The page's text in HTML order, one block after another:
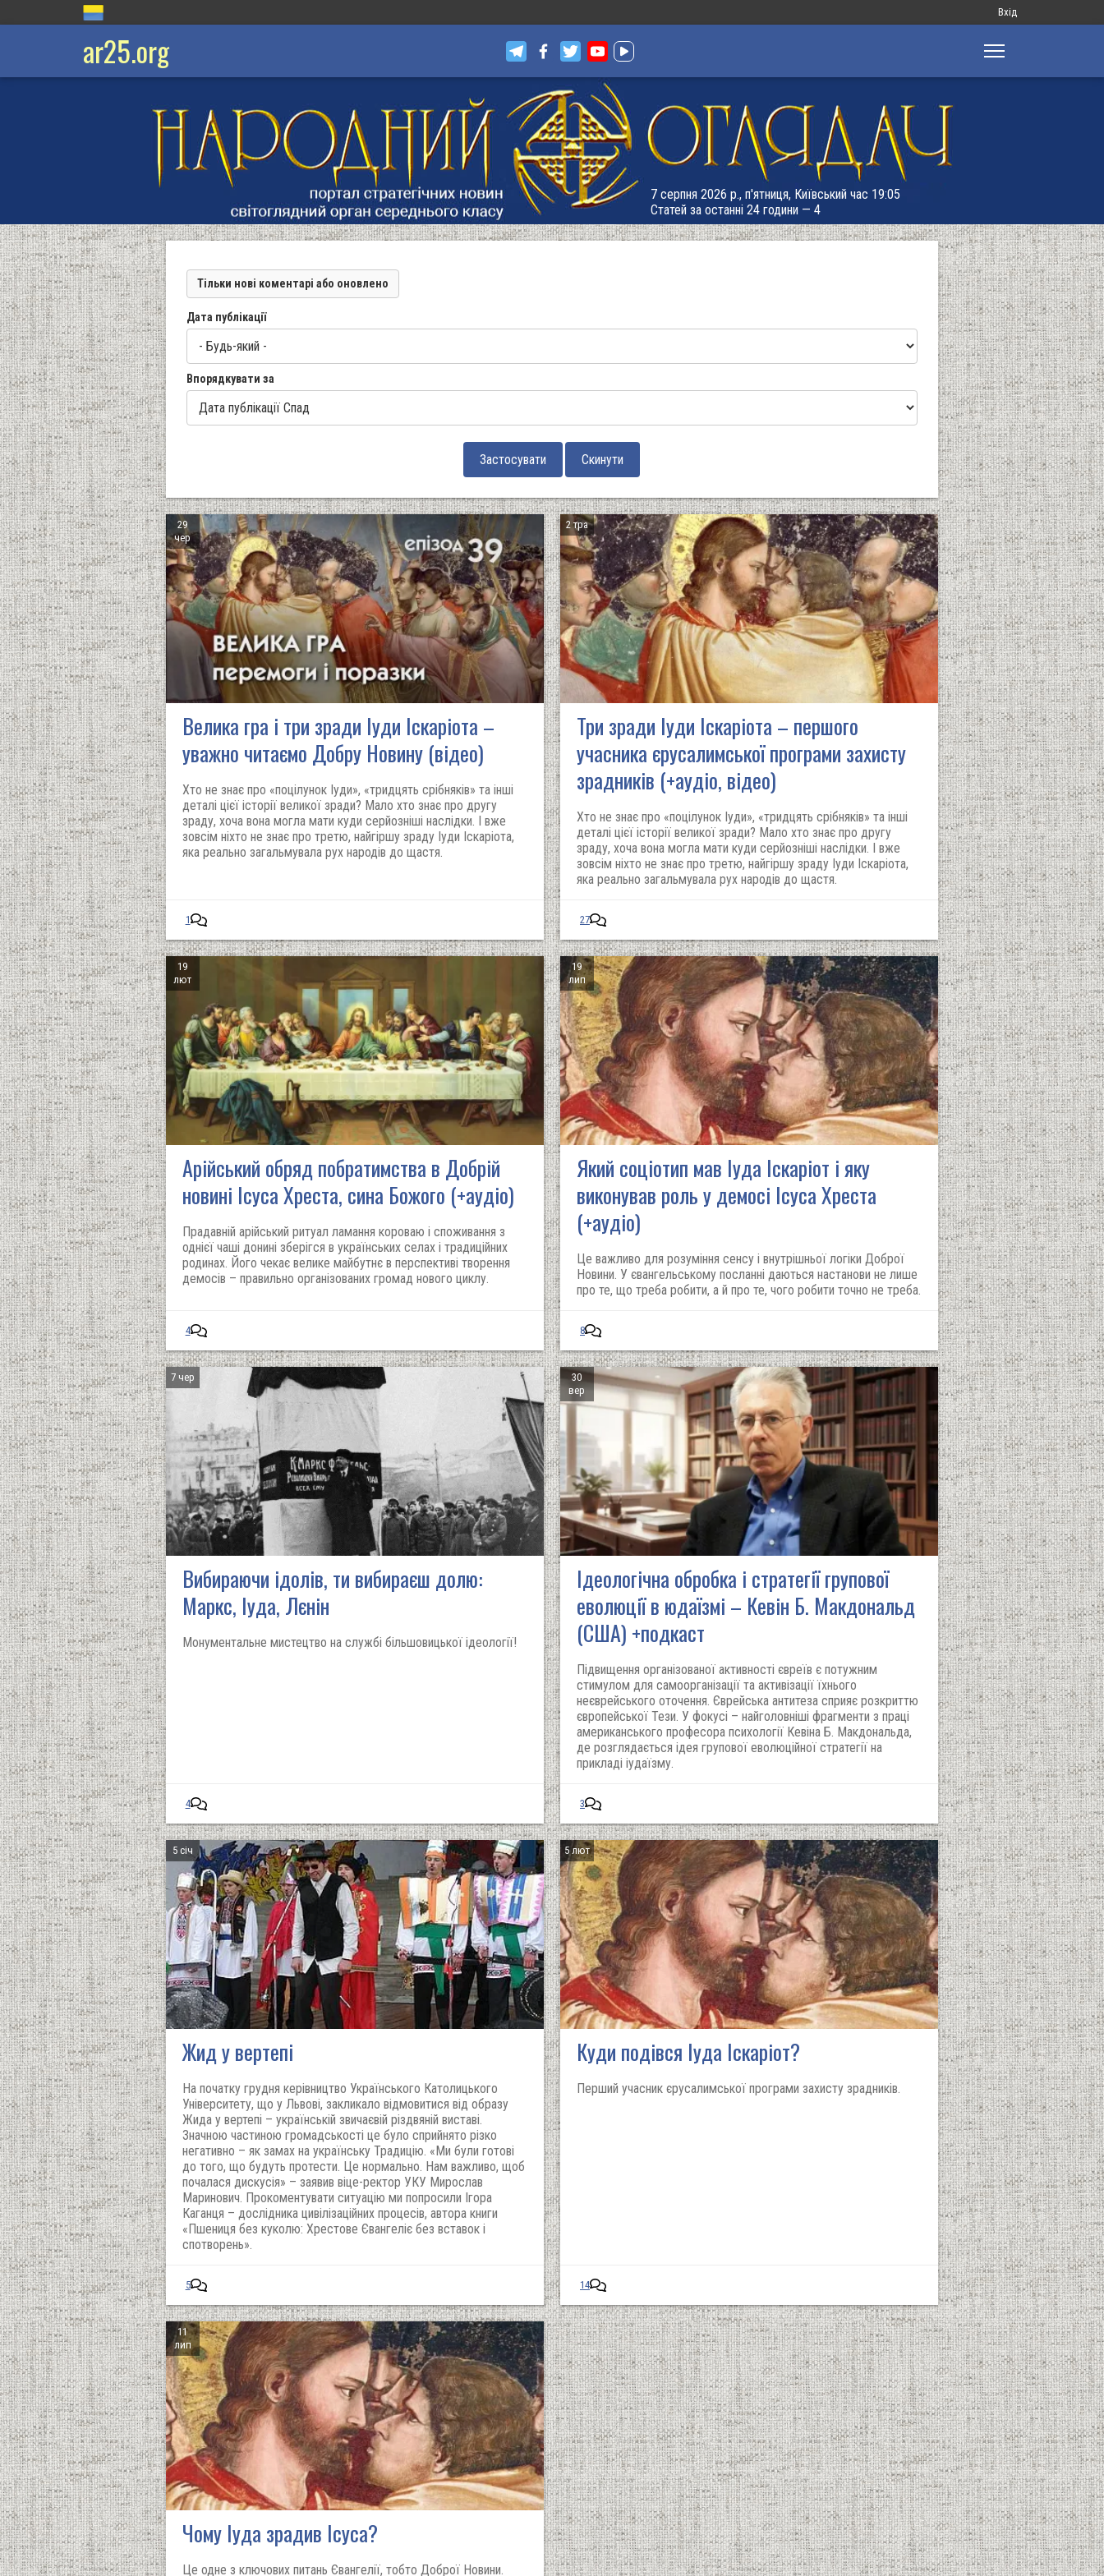
Меню
запису
Вхід
ar25.org
7 серпня 2026 р., п'ятниця, Київський час 19:05
Статей за останні 24 години — 4
Тільки нові коментарі або оновлено
Дата публікації
Впорядкувати за
29
чер
Велика гра і три зради Іуди Іскаріота –
уважно читаємо Добру Новину (відео)
Хто не знає про «поцілунок Іуди», «тридцять срібняків» та інші
деталі цієї історії великої зради? Мало хто знає про другу
зраду, хоча вона могла мати куди серйозніші наслідки. І вже
зовсім ніхто не знає про третю, найгіршу зраду Іуди Іскаріота,
яка реально загальмувала рух народів до щастя.
1
2 тра
Три зради Іуди Іскаріота – першого
учасника єрусалимської програми захисту
зрадників (+аудіо, відео)
Хто не знає про «поцілунок Іуди», «тридцять срібняків» та інші
деталі цієї історії великої зради? Мало хто знає про другу
зраду, хоча вона могла мати куди серйозніші наслідки. І вже
зовсім ніхто не знає про третю, найгіршу зраду Іуди Іскаріота,
яка реально загальмувала рух народів до щастя.
27
19
лют
Арійський обряд побратимства в Добрій
новині Ісуса Хреста, сина Божого (+аудіо)
Прадавній арійський ритуал ламання короваю і споживання з
однієї чаші донині зберігся в українських селах і традиційних
родинах. Його чекає велике майбутнє в перспективі творення
демосів – правильно організованих громад нового циклу.
4
19
лип
Який соціотип мав Іуда Іскаріот і яку
виконував роль у демосі Ісуса Хреста
(+аудіо)
Це важливо для розуміння сенсу і внутрішньої логіки Доброї
Новини. У євангельському посланні даються настанови не лише
про те, що треба робити, а й про те, чого робити точно не треба.
8
7 чер
Вибираючи ідолів, ти вибираєш долю:
Маркс, Іуда, Лєнін
Монументальне мистецтво на службі більшовицької ідеології!
4
30
вер
Ідеологічна обробка і стратегії групової
еволюції в юдаїзмі – Кевін Б. Макдональд
(США) +подкаст
Підвищення організованої активності євреїв є потужним
стимулом для самоорганізації та активізації їхнього
неєврейського оточення. Єврейська антитеза сприяє розкриттю
європейської Тези. У фокусі – найголовніші фрагменти з праці
американського професора психології Кевіна Б. Макдональда,
де розглядається ідея групової еволюційної стратегії на
прикладі іудаїзму.
3
5 січ
Жид у вертепі
На початку грудня керівництво Українського Католицького
Університету, що у Львові, закликало відмовитися від образу
Жида у вертепі – українській звичаєвій різдвяній виставі.
Значною частиною громадськості це було сприйнято різко
негативно – як замах на українську Традицію. «Ми були готові
до того, що будуть протести. Це нормально. Нам важливо, щоб
почалася дискусія» – заявив віце-ректор УКУ Мирослав
Маринович. Прокоментувати ситуацію ми попросили Ігора
Каганця – дослідника цивілізаційних процесів, автора книги
«Пшениця без куколю: Хрестове Євангеліє без вставок і
спотворень».
5
5 лют
Куди подівся Іуда Іскаріот?
Перший учасник єрусалимської програми захисту зрадників.
14
11
лип
Чому Іуда зрадив Ісуса?
Це одне з ключових питань Євангелії, тобто Доброї Новини.